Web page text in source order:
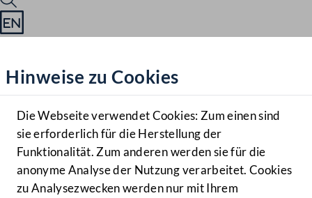
Hilfe
Benutzer
Navigationsmenü öffnen
MENÜ
Hinweise zu Cookies
Die Webseite verwendet Cookies: Zum einen sind
sie erforderlich für die Herstellung der
Funktionalität. Zum anderen werden sie für die
anonyme Analyse der Nutzung verarbeitet. Cookies
zu Analysezwecken werden nur mit Ihrem